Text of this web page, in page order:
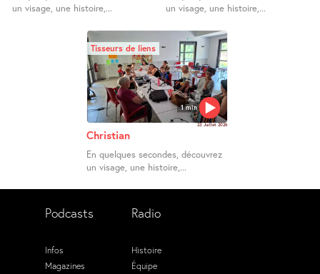
un visage, une histoire,...
un visage, une histoire,...
1 min
Tisseurs de liens
23 Juillet 2026
Christian
En quelques secondes, découvrez
un visage, une histoire,...
Podcasts
Infos
Magazines
Radio
Histoire
Équipe